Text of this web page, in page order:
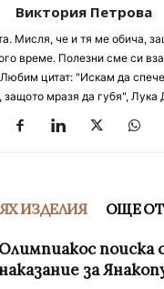
Виктория Петрова
Мисля, че и тя ме обича,
време. Полезни сме си
Любим цитат: "Искам да
защото мразя да губя", Лука
ИЗДЕЛИЯ ОЩЕ ОТ
Олимпиакос поиска
наказание за